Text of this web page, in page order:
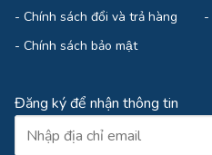
- Chính sách đổi và trả hàng
- Chính sách bảo mật
-
Đăng ký để nhận thông tin